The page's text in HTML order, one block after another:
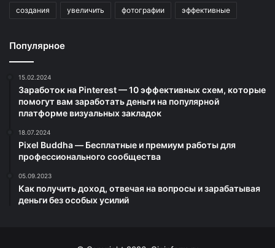
создания увеличить фотографии эффективные
Популярное
15.02.2024
Заработок на Pinterest — 10 эффективных схем, которые
помогут вам заработать деньги на популярной
платформе визуальных закладок
18.07.2024
Pixel Buddha — Бесплатные и премиум работы для
профессионального сообщества
05.09.2023
Как получить доход, отвечая на вопросы и зарабатывая
деньги без особых усилий